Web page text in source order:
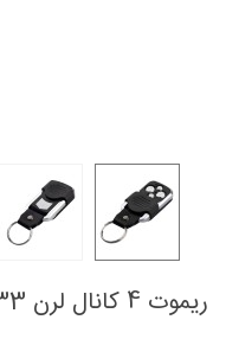
ریموت 4 کانال لرن 433 (MEC02-L4)